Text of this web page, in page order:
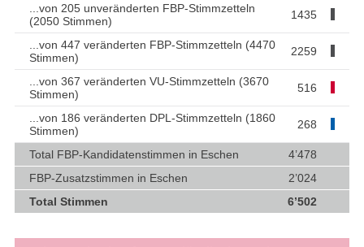
...von 205 unveränderten FBP-Stimmzetteln
(2050 Stimmen)
1435
...von 447 veränderten FBP-Stimmzetteln (4470
Stimmen)
2259
...von 367 veränderten VU-Stimmzetteln (3670
Stimmen)
516
...von 186 veränderten DPL-Stimmzetteln (1860
Stimmen)
268
Total FBP-Kandidatenstimmen in Eschen
4’478
FBP-Zusatzstimmen in Eschen
2’024
Total Stimmen
6’502